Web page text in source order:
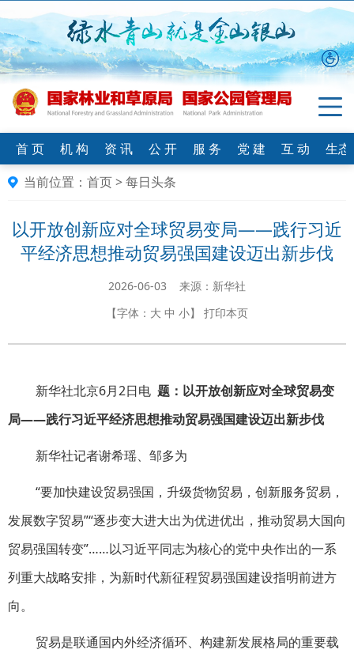
首 页 机 构 资 讯 公 开 服 务 党 建 互 动
生
当前位置： 首页>每日头条
以开放创新应对全球贸易变局——践行习近
平经济思想推动贸易强国建设迈出新步伐
2026-06-03 来源：新华社
【字体： 大 中 小】 打印本页
新华社北京6月2日电 题：以开放创新应对全球贸易变
局——践行习近平经济思想推动贸易强国建设迈出新步伐
新华社记者谢希瑶、邹多为
“要加快建设贸易强国，升级货物贸易，创新服务贸易，
发展数字贸易”“逐步变大进大出为优进优出，推动贸易大国向
贸易强国转变”……以习近平同志为核心的党中央作出的一系
列重大战略安排，为新时代新征程贸易强国建设指明前进方
向。
贸易是联通国内外经济循环、构建新发展格局的重要载